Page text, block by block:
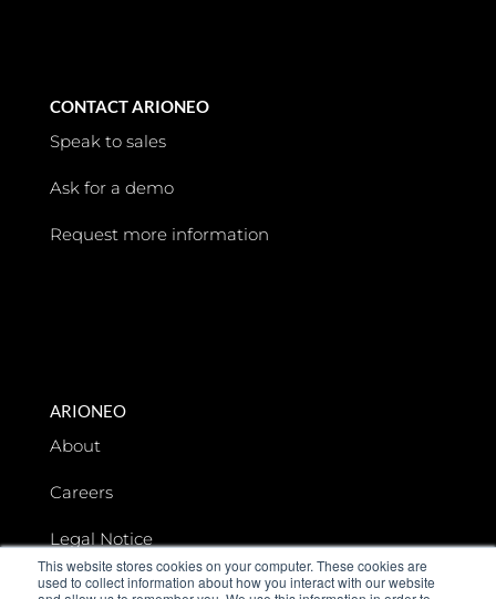
This website stores cookies on your computer. These cookies are
used to collect information about how you interact with our website
CONTACT ARIONEO
Speak to sales
Ask for a demo
Request more information
ARIONEO
About
Careers
Legal Notice
Data privacy